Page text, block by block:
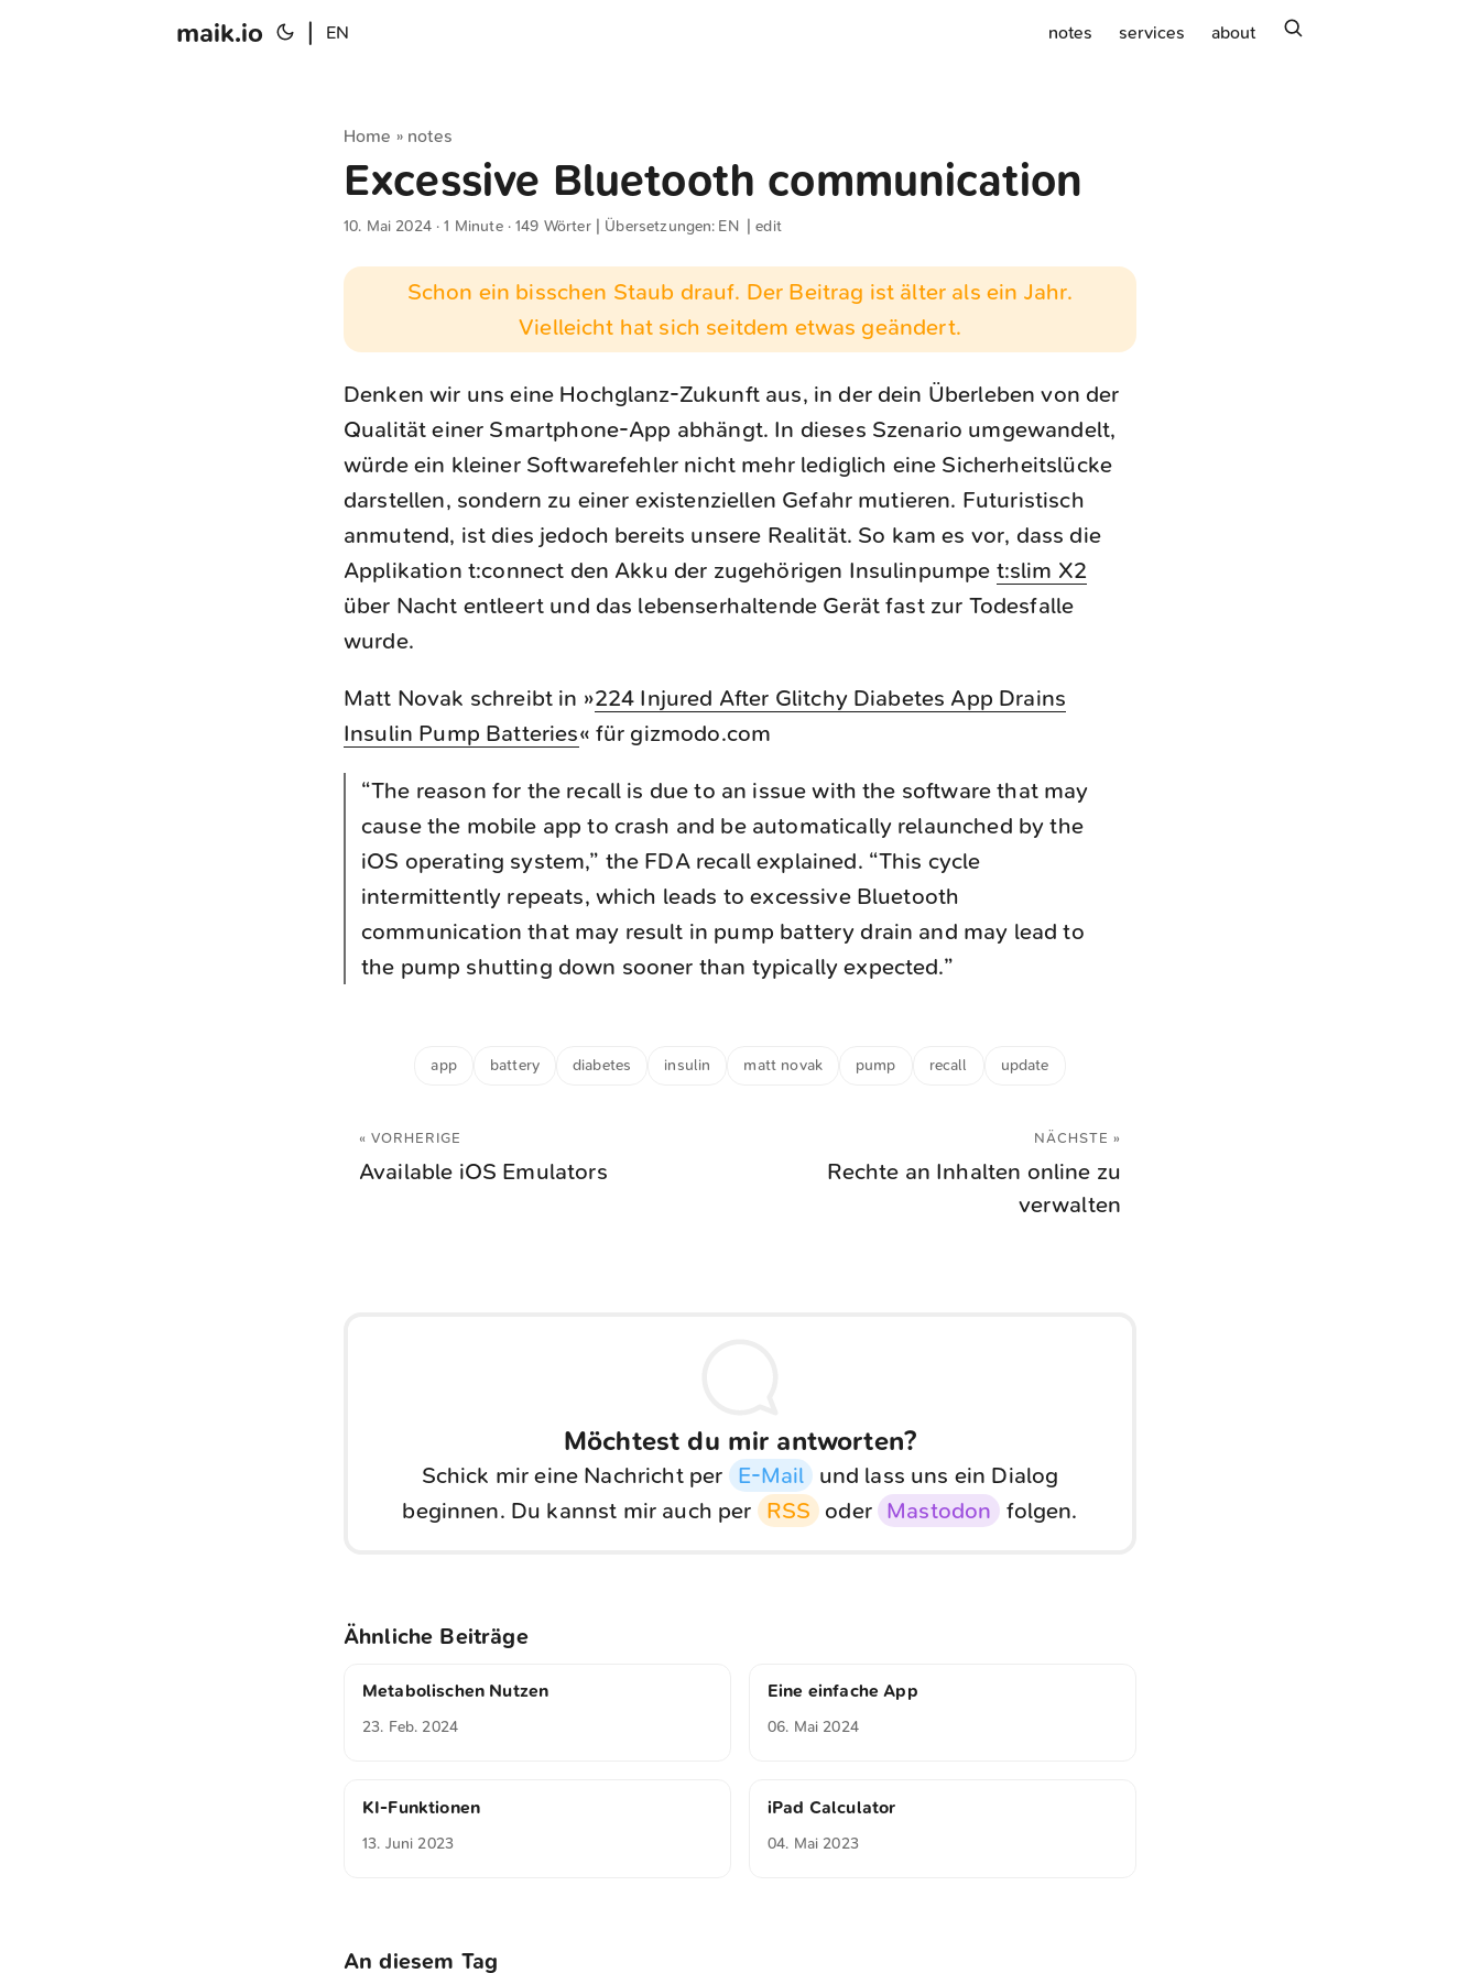
maik.io EN notes services about
Home » notes
Excessive Bluetooth communication
10. Mai 2024· 1 Minute · 149 Wörter | Übersetzungen: EN |edit
Schon ein bisschen Staub drauf. Der Beitrag ist älter als ein Jahr.
Vielleicht hat sich seitdem etwas geändert.
Denken wir uns eine Hochglanz-Zukunft aus, in der dein Überleben von der
Qualität einer Smartphone-App abhängt. In dieses Szenario umgewandelt,
würde ein kleiner Softwarefehler nicht mehr lediglich eine Sicherheitslücke
darstellen, sondern zu einer existenziellen Gefahr mutieren. Futuristisch
anmutend, ist dies jedoch bereits unsere Realität. So kam es vor, dass die
Applikation t:connect den Akku der zugehörigen Insulinpumpe t:slim X2
über Nacht entleert und das lebenserhaltende Gerät fast zur Todesfalle
wurde.
Matt Novak schreibt in »224 Injured After Glitchy Diabetes App Drains
Insulin Pump Batteries« für gizmodo.com
“The reason for the recall is due to an issue with the software that may
cause the mobile app to crash and be automatically relaunched by the
iOS operating system,” the FDA recall explained. “This cycle
intermittently repeats, which leads to excessive Bluetooth
communication that may result in pump battery drain and may lead to
the pump shutting down sooner than typically expected.”
app battery diabetes insulin matt novak pump recall update
« VORHERIGE
Available iOS Emulators
NÄCHSTE »
Rechte an Inhalten online zu
verwalten
Möchtest du mir antworten?
Schick mir eine Nachricht per E-Mail
und lass uns ein Dialog
beginnen. Du kannst mir auch per
RSS oder Mastodon folgen.
Ähnliche Beiträge
Metabolischen Nutzen
23. Feb. 2024
Eine einfache App
06. Mai 2024
KI-Funktionen
13. Juni 2023
iPad Calculator
04. Mai 2023
An diesem Tag